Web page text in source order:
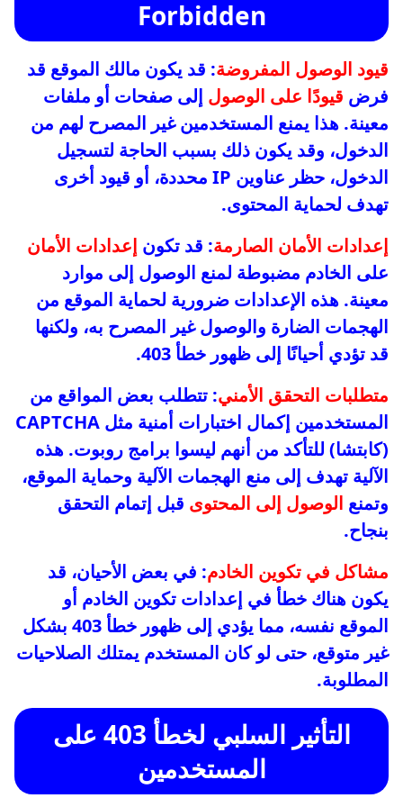
Forbidden
قيود الوصول المفروضة: قد يكون مالك الموقع قد
فرض قيودًا على الوصول إلى صفحات أو ملفات
معينة. هذا يمنع المستخدمين غير المصرح لهم من
الدخول، وقد يكون ذلك بسبب الحاجة لتسجيل
الدخول، حظر عناوين IP محددة، أو قيود أخرى
تهدف لحماية المحتوى.
إعدادات الأمان الصارمة: قد تكون إعدادات الأمان
على الخادم مضبوطة لمنع الوصول إلى موارد
معينة. هذه الإعدادات ضرورية لحماية الموقع من
الهجمات الضارة والوصول غير المصرح به، ولكنها
قد تؤدي أحيانًا إلى ظهور خطأ 403.
متطلبات التحقق الأمني: تتطلب بعض المواقع من
المستخدمين إكمال اختبارات أمنية مثل CAPTCHA
(كابتشا) للتأكد من أنهم ليسوا برامج روبوت. هذه
الآلية تهدف إلى منع الهجمات الآلية وحماية الموقع،
وتمنع الوصول إلى المحتوى قبل إتمام التحقق
بنجاح.
مشاكل في تكوين الخادم: في بعض الأحيان، قد
يكون هناك خطأ في إعدادات تكوين الخادم أو
الموقع نفسه، مما يؤدي إلى ظهور خطأ 403 بشكل
غير متوقع، حتى لو كان المستخدم يمتلك الصلاحيات
المطلوبة.
التأثير السلبي لخطأ 403 على
المستخدمين